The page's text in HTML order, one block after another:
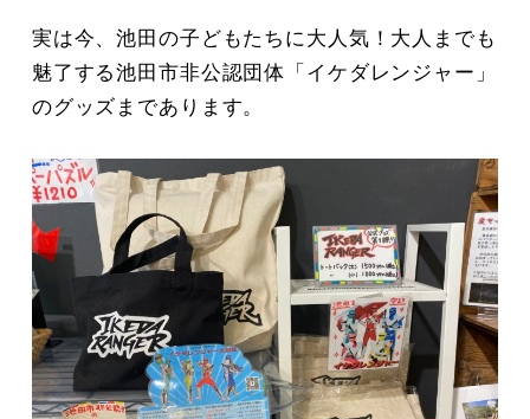
実は今、池田の子どもたちに大人気！大人までも
魅了する池田市非公認団体「イケダレンジャー」
のグッズまであります。